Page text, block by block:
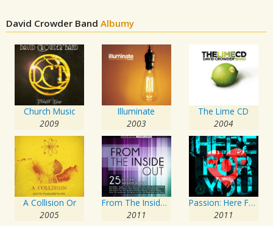
David Crowder Band Albumy
Church Music
2009
Illuminate
2003
The Lime CD
2004
A Collision Or
2005
From The Inside Out
2011
Passion: Here For You
2011